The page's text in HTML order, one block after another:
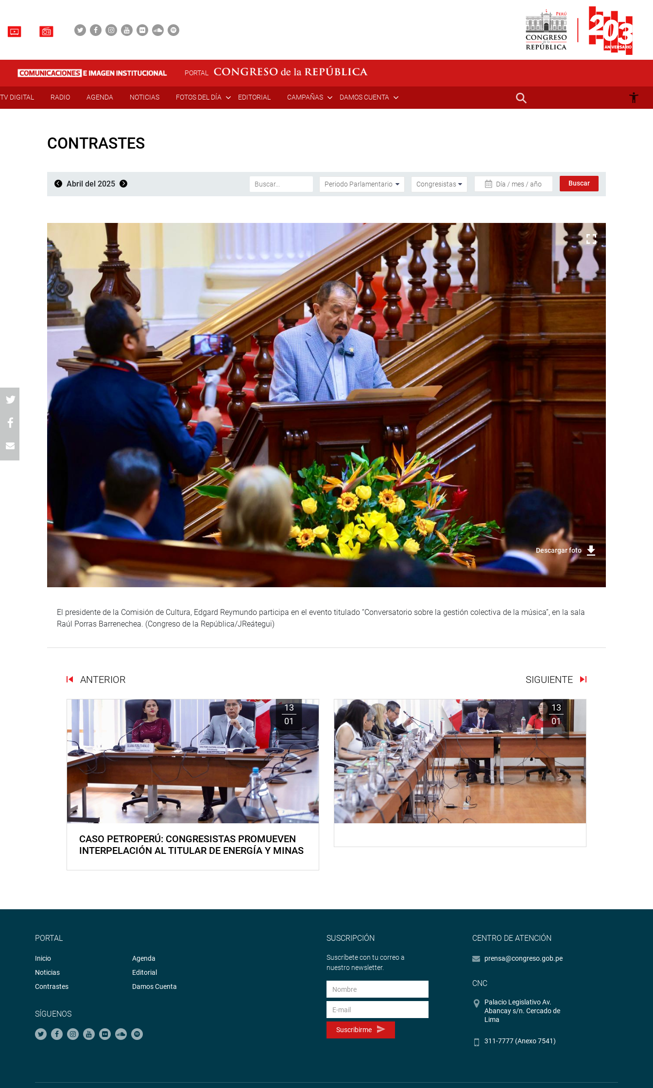
PORTAL
TV DIGITAL RADIO AGENDA NOTICIAS FOTOS DEL DÍA EDITORIAL CAMPAÑAS DAMOS CUENTA
CONTRASTES
Abril del 2025 Día / mes / año
Descargar foto
El presidente de la Comisión de Cultura, Edgard Reymundo participa en el evento titulado “Conversatorio sobre la gestión colectiva de la música”, en la sala
Raúl Porras Barrenechea. (Congreso de la República/JReátegui)
ANTERIOR SIGUIENTE
13
01
CASO PETROPERÚ: CONGRESISTAS PROMUEVEN
INTERPELACIÓN AL TITULAR DE ENERGÍA Y MINAS
13
01
PORTAL
Inicio
Noticias
Contrastes
Agenda
Editorial
Damos Cuenta
SÍGUENOS
SUSCRIPCIÓN
Suscríbete con tu correo a
nuestro newsletter.
Suscribirme
CENTRO DE ATENCIÓN
prensa@congreso.gob.pe
CNC
Palacio Legislativo Av.
Abancay s/n. Cercado de
Lima
311-7777 (Anexo 7541)